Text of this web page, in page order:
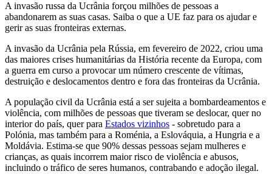
A invasão russa da Ucrânia forçou milhões de pessoas a
abandonarem as suas casas. Saiba o que a UE faz para os ajudar e
gerir as suas fronteiras externas.
A invasão da Ucrânia pela Rússia, em fevereiro de 2022, criou uma
das maiores crises humanitárias da História recente da Europa, com
a guerra em curso a provocar um número crescente de vítimas,
destruição e deslocamentos dentro e fora das fronteiras da Ucrânia.
A população civil da Ucrânia está a ser sujeita a bombardeamentos e
violência, com milhões de pessoas que tiveram se deslocar, quer no
interior do país, quer para Estados vizinhos - sobretudo para a
Polónia, mas também para a Roménia, a Eslováquia, a Hungria e a
Moldávia. Estima-se que 90% dessas pessoas sejam mulheres e
crianças, as quais incorrem maior risco de violência e abusos,
incluindo o tráfico de seres humanos, contrabando e adoção ilegal.